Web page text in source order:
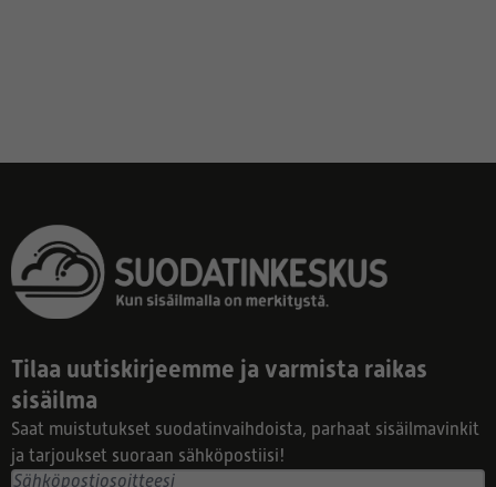
Tilaa uutiskirjeemme ja varmista raikas
sisäilma
Saat muistutukset suodatinvaihdoista, parhaat sisäilmavinkit
ja tarjoukset suoraan sähköpostiisi!